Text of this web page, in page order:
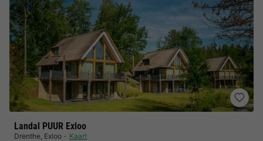
Landal PUUR Exloo
Drenthe, Exloo Kaart